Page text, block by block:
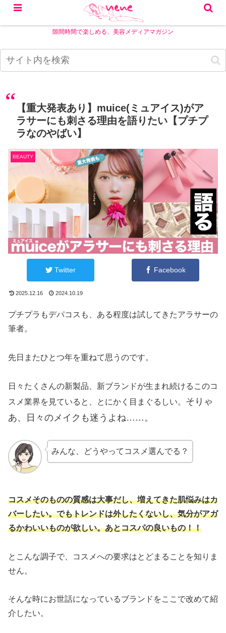
隙間時間で楽しめる、美容メディアマガジン
【重大発表あり】muice(ミュアイス)がア
ラサーにも刺さる理由を語りたい【プチプ
ラなのやばい】
BEAUTY
Twitter Facebook
2025.12.16 2024.10.19
プチプラもデパコスも、ある程度は試してきたアラサーの
筆者。
先日またひとつ年を重ねて思うのです。
日々たくさんの新製品、新ブランドが生まれ続けるこのコ
スメ業界を見ていると、とにかく目まぐるしい。 そりゃ
あ、日々の メイクも迷うよね……。
みんな、どうやってコスメ選んでる？
コスメそのものの質感は大事だし、増えてきた肌悩みはカ
バーしたい。でもトレンドは外したくないし、気分がアガ
るかわいいものが欲しい。あとコスパの良いもの！！
とこんな調子で、コスメへの要求はとどまることを知りま
せん。
そんな時にお世話になっているブランドをここで改めて紹
介したい。